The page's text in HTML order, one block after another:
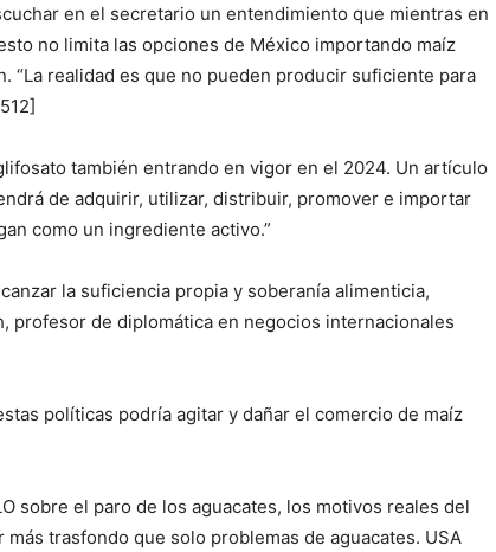
en el secretario un entendimiento que mientras en
no limita las opciones de México importando maíz
“La realidad es que no pueden producir suficiente para
también entrando en vigor en el 2024. Un artículo
de adquirir, utilizar, distribuir, promover e importar
como un ingrediente activo.”
la suficiencia propia y soberanía alimenticia,
profesor de diplomática en negocios internacionales
políticas podría agitar y dañar el comercio de maíz
sobre el paro de los aguacates, los motivos reales del
trasfondo que solo problemas de aguacates. USA